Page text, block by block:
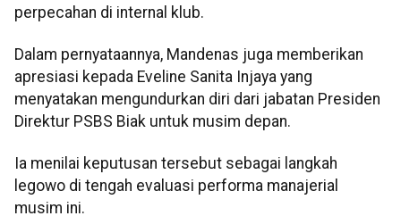
perpecahan di internal klub.
Dalam pernyataannya, Mandenas juga memberikan
apresiasi kepada Eveline Sanita Injaya yang
menyatakan mengundurkan diri dari jabatan Presiden
Direktur PSBS Biak untuk musim depan.
Ia menilai keputusan tersebut sebagai langkah
legowo di tengah evaluasi performa manajerial
musim ini.